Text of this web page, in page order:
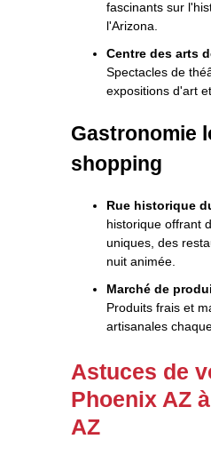
fascinants sur
l'Arizona.
Centre des arts
Spectacles de
expositions d'art
Gastronomie
shopping
Rue historique
historique offrant
uniques, des
nuit animée.
Marché de
Produits frais et
artisanales
Astuces de
Phoenix AZ
AZ